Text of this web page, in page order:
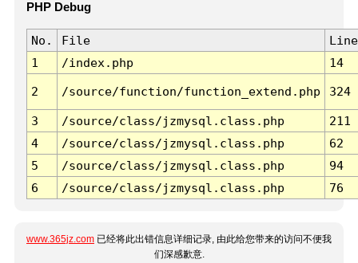
PHP Debug
No. File
Line
1
/index.php 14
2 /source/function/function_extend.php 324
3 /source/class/jzmysql.class.php
211
4
/source/class/jzmysql.class.php
62
5
/source/class/jzmysql.class.php
94
6
/source/class/jzmysql.class.php 76
www.365jz.com 已经将此出错信息详细记录, 由此给您带来的访问不便我
们深感歉意.